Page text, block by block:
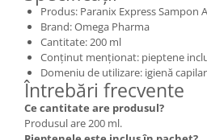
Produs: Paranix Express Sampon
Brand: Omega Pharma
Cantitate: 200 ml
Conținut menționat: pieptene
Domeniu de utilizare: igienă
Întrebări frecvente
Ce cantitate are produsul?
Produsul are 200 ml.